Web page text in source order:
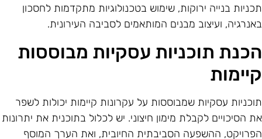
בנייה ירוקות, שימוש בטכנולוגיות מתקדמות לחסכון
ועיצוב מבנים המותאמים לסביבה העירונית.
תוכניות עסקיות מבוססות
עסקיות שמבוססות על עקרונות קיימות יכולות לשפר
הסיכויים לקבלת מימון חיצוני. יש לכלול בתוכנית את יתרונות
ההשפעה הסביבתית החיובית, ואת הערך המוסף